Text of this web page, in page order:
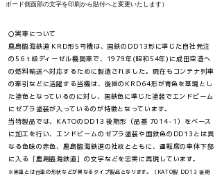
ボード側面部の文字を印刷から貼付へと変更いたします）
○実車について​​
鹿島臨海鉄道 KRD形5号機は、国鉄のDD13形に準じた自社発注
の56ｔ級ディーゼル機関車で、1979年(昭和54年)に成田空港へ
の燃料輸送へ対応するために製造されました。現在もコンテナ列車
の牽引などに活躍する当機は、後継のKRD64形が青色を基調とし
た塗色となっているのに対し、国鉄色に準じた塗装でエンドビーム
にゼブラ塗装が入っているのが特徴となっています。
当特製品では、KATOのDD13 後期形（品番 7014-1）をベース
に加工を行い、エンドビームのゼブラ塗装や国鉄色のDD13とは異
なる色味の赤色、鹿島臨海鉄道の社紋とともに、運転席の車体下部
に入る「鹿島臨海鉄道」の文字などを忠実に再現しています。
​※実車とは台車の形状などが異なるタイプ製品となります。（KATO製 DD13 後期